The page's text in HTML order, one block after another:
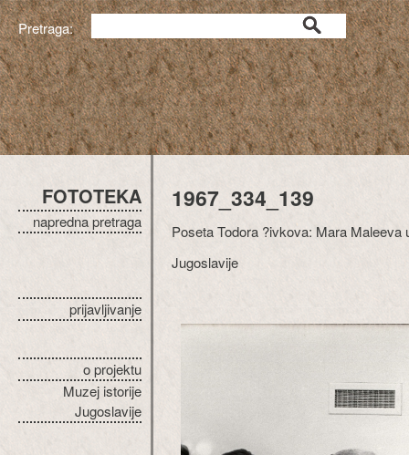
Pretraga:
FOTOTEKA
napredna pretraga
prijavljivanje
o projektu
Muzej istorije
Jugoslavije
1967_334_139
Poseta Todora ?ivkova: Mara
Jugoslavije